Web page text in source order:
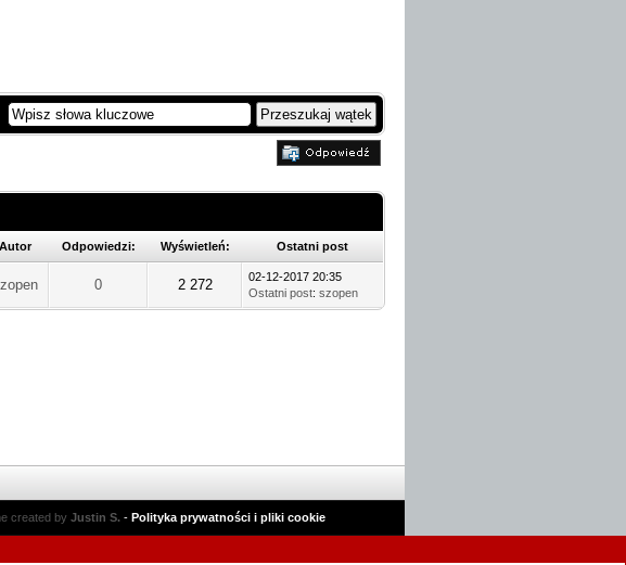
Autor Odpowiedzi: Wyświetleń: Ostatni post
0 2 272
02-12-2017 20:35
Ostatni post: szopen
created by Justin S. - Polityka prywatności i pliki cookie